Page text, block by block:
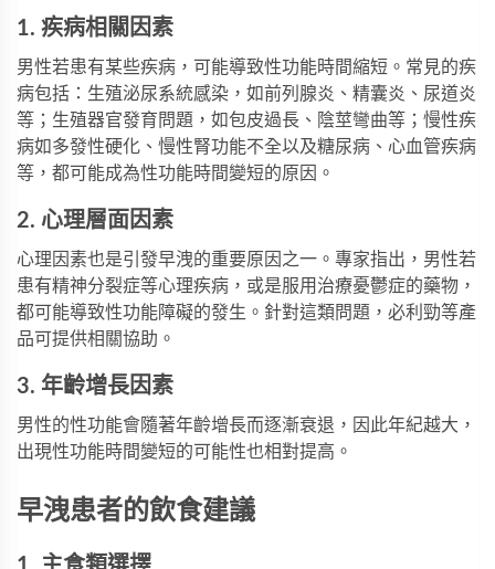
1. 疾病相關因素
男性若患有某些疾病，可能導致性功能時間縮短。常見的疾
病包括：生殖泌尿系統感染，如前列腺炎、精囊炎、尿道炎
等；生殖器官發育問題，如包皮過長、陰莖彎曲等；慢性疾
病如多發性硬化、慢性腎功能不全以及糖尿病、心血管疾病
等，都可能成為性功能時間變短的原因。
2. 心理層面因素
心理因素也是引發早洩的重要原因之一。專家指出，男性若
患有精神分裂症等心理疾病，或是服用治療憂鬱症的藥物，
都可能導致性功能障礙的發生。針對這類問題， 必利勁等產
品可提供相關協助。
3. 年齡增長因素
男性的性功能會隨著年齡增長而逐漸衰退，因此年紀越大，
出現性功能時間變短的可能性也相對提高。
早洩患者的飲食建議